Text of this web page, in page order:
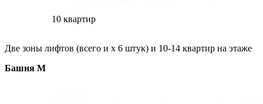
10 квартир
Две зоны лифтов (всего и х 6 штук) и 10-14 квартир на этаже
Башня M